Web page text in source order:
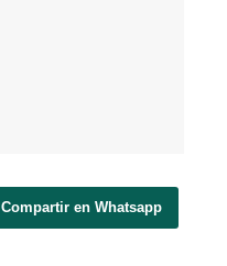
Compartir en Whatsapp